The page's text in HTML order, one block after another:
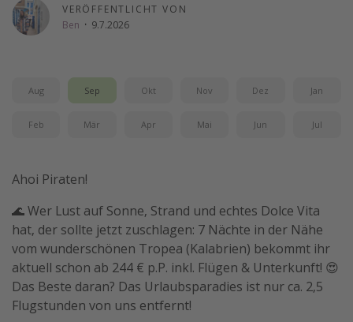
VERÖFFENTLICHT VON
Ben · 9.7.2026
Aug Sep Okt Nov Dez Jan
Feb Mär Apr Mai Jun Jul
Ahoi Piraten!
🌊 Wer Lust auf Sonne, Strand und echtes Dolce Vita
hat, der sollte jetzt zuschlagen: 7 Nächte in der Nähe
vom wunderschönen Tropea (Kalabrien) bekommt ihr
aktuell schon ab 244 € p.P. inkl. Flügen & Unterkunft! 😍
Das Beste daran? Das Urlaubsparadies ist nur ca. 2,5
Flugstunden von uns entfernt!